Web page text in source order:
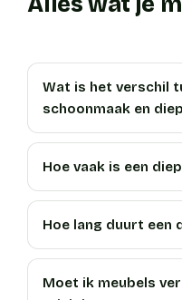
Wat is het verschil
schoonmaak en
Hoe vaak is een
Hoe lang duurt een
Moet ik meubels